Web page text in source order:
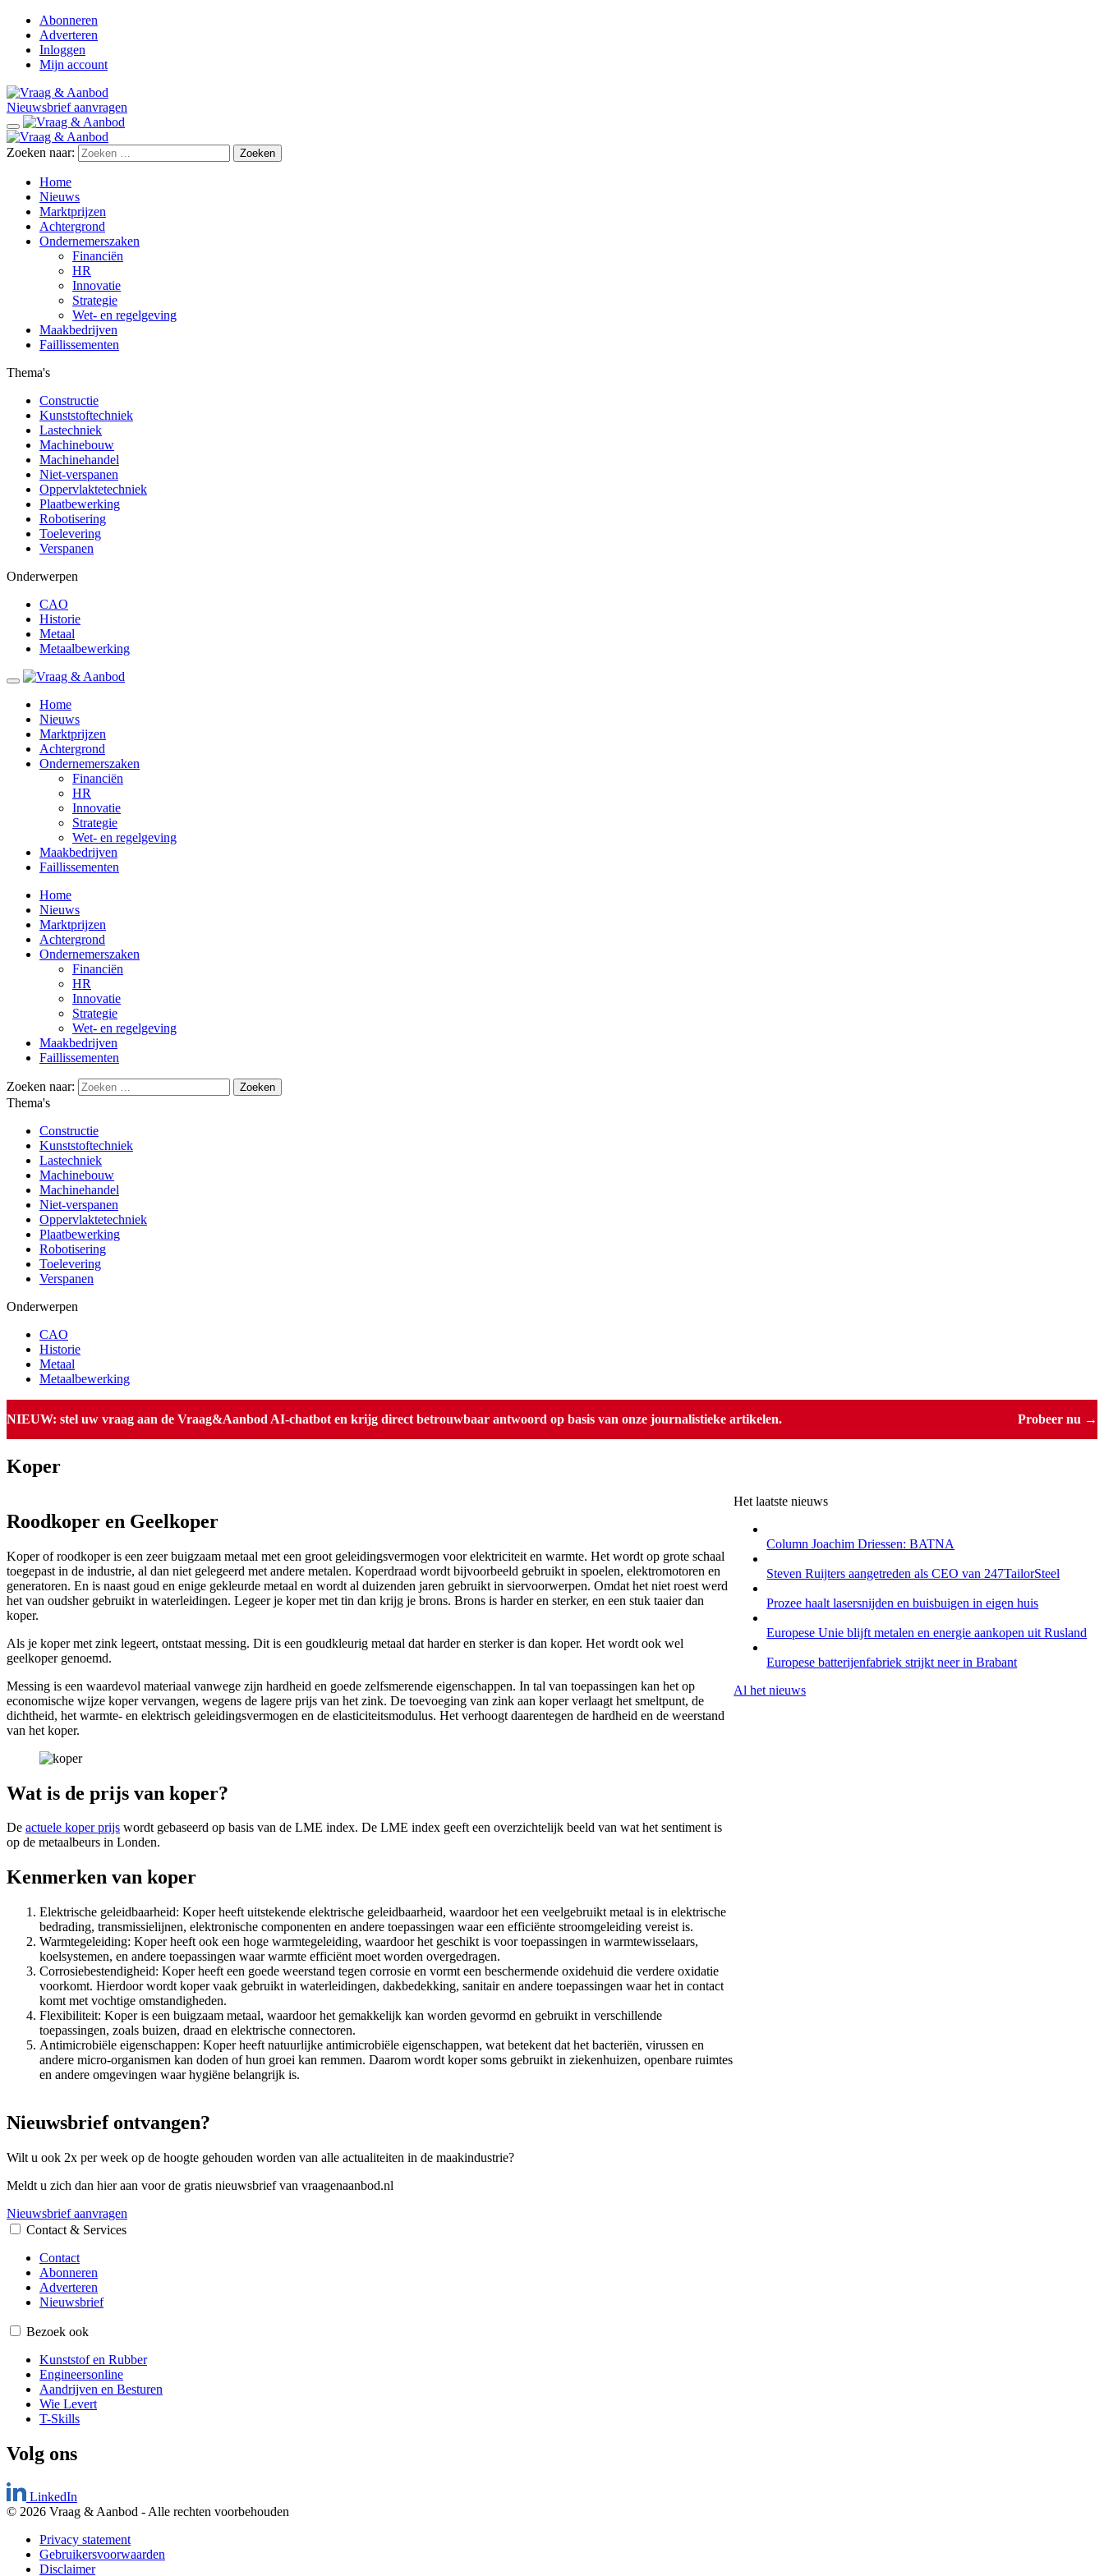
Abonneren
Adverteren
Inloggen
Mijn account
Nieuwsbrief aanvragen
Zoeken naar:
Home
Nieuws
Marktprijzen
Achtergrond
Ondernemerszaken
Financiën
HR
Innovatie
Strategie
Wet- en regelgeving
Maakbedrijven
Faillissementen
Thema's
Constructie
Kunststoftechniek
Lastechniek
Machinebouw
Machinehandel
Niet-verspanen
Oppervlaktetechniek
Plaatbewerking
Robotisering
Toelevering
Verspanen
Onderwerpen
CAO
Historie
Metaal
Metaalbewerking
Home
Nieuws
Marktprijzen
Achtergrond
Ondernemerszaken
Financiën
HR
Innovatie
Strategie
Wet- en regelgeving
Maakbedrijven
Faillissementen
Home
Nieuws
Marktprijzen
Achtergrond
Ondernemerszaken
Financiën
HR
Innovatie
Strategie
Wet- en regelgeving
Maakbedrijven
Faillissementen
Zoeken naar:
Thema's
Constructie
Kunststoftechniek
Lastechniek
Machinebouw
Machinehandel
Niet-verspanen
Oppervlaktetechniek
Plaatbewerking
Robotisering
Toelevering
Verspanen
Onderwerpen
CAO
Historie
Metaal
Metaalbewerking
NIEUW: stel uw vraag aan de Vraag&Aanbod AI-chatbot en krijg direct betrouwbaar antwoord op basis van onze journalistieke artikelen. Probeer nu →
Koper
Roodkoper en Geelkoper
Koper of roodkoper is een zeer buigzaam metaal met een groot geleidingsvermogen voor elektriciteit en warmte. Het wordt op grote schaal
toegepast in de industrie, al dan niet gelegeerd met andere metalen. Koperdraad wordt bijvoorbeeld gebruikt in spoelen, elektromotoren en
generatoren. En is naast goud en enige gekleurde metaal en wordt al duizenden jaren gebruikt in siervoorwerpen. Omdat het niet roest werd
het van oudsher gebruikt in waterleidingen. Legeer je koper met tin dan krijg je brons. Brons is harder en sterker, en een stuk taaier dan
koper.
Als je koper met zink legeert, ontstaat messing. Dit is een goudkleurig metaal dat harder en sterker is dan koper. Het wordt ook wel
geelkoper genoemd.
Messing is een waardevol materiaal vanwege zijn hardheid en goede zelfsmerende eigenschappen. In tal van toepassingen kan het op
economische wijze koper vervangen, wegens de lagere prijs van het zink. De toevoeging van zink aan koper verlaagt het smeltpunt, de
dichtheid, het warmte- en elektrisch geleidingsvermogen en de elasticiteitsmodulus. Het verhoogt daarentegen de hardheid en de weerstand
van het koper.
Wat is de prijs van koper?
De actuele koper prijs wordt gebaseerd op basis van de LME index. De LME index geeft een overzichtelijk beeld van wat het sentiment is
op de metaalbeurs in Londen.
Kenmerken van koper
Elektrische geleidbaarheid: Koper heeft uitstekende elektrische geleidbaarheid, waardoor het een veelgebruikt metaal is in elektrische
bedrading, transmissielijnen, elektronische componenten en andere toepassingen waar een efficiënte stroomgeleiding vereist is.
Warmtegeleiding: Koper heeft ook een hoge warmtegeleiding, waardoor het geschikt is voor toepassingen in warmtewisselaars,
koelsystemen, en andere toepassingen waar warmte efficiënt moet worden overgedragen.
Corrosiebestendigheid: Koper heeft een goede weerstand tegen corrosie en vormt een beschermende oxidehuid die verdere oxidatie
voorkomt. Hierdoor wordt koper vaak gebruikt in waterleidingen, dakbedekking, sanitair en andere toepassingen waar het in contact
komt met vochtige omstandigheden.
Flexibiliteit: Koper is een buigzaam metaal, waardoor het gemakkelijk kan worden gevormd en gebruikt in verschillende
toepassingen, zoals buizen, draad en elektrische connectoren.
Antimicrobiële eigenschappen: Koper heeft natuurlijke antimicrobiële eigenschappen, wat betekent dat het bacteriën, virussen en
andere micro-organismen kan doden of hun groei kan remmen. Daarom wordt koper soms gebruikt in ziekenhuizen, openbare ruimtes
en andere omgevingen waar hygiëne belangrijk is.
Het laatste nieuws
Column Joachim Driessen: BATNA
Steven Ruijters aangetreden als CEO van 247TailorSteel
Prozee haalt lasersnijden en buisbuigen in eigen huis
Europese Unie blijft metalen en energie aankopen uit Rusland
Europese batterijenfabriek strijkt neer in Brabant
Al het nieuws
Nieuwsbrief ontvangen?
Wilt u ook 2x per week op de hoogte gehouden worden van alle actualiteiten in de maakindustrie?
Meldt u zich dan hier aan voor de gratis nieuwsbrief van vraagenaanbod.nl
Nieuwsbrief aanvragen
Contact & Services
Contact
Abonneren
Adverteren
Nieuwsbrief
Bezoek ook
Kunststof en Rubber
Engineersonline
Aandrijven en Besturen
Wie Levert
T-Skills
Volg ons
LinkedIn
© 2026 Vraag & Aanbod - Alle rechten voorbehouden
Privacy statement
Gebruikersvoorwaarden
Disclaimer